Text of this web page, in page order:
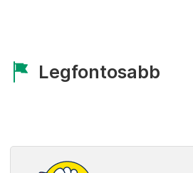
Legfontosabb